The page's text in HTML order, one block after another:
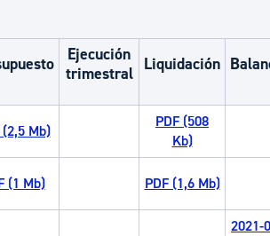
Tablón de
Portal de
Ejecución
trimestral Liquidación
(2,5 Mb)
PDF (508
Kb)
(1 Mb) PDF (1,6 Mb)
2021-